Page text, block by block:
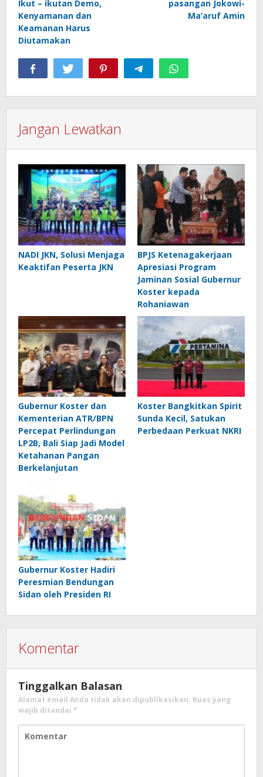
Ikut – ikutan Demo,
Kenyamanan dan
Keamanan Harus
Diutamakan
pasangan Jokowi-
Ma’aruf Amin
Jangan Lewatkan
NADI JKN, Solusi Menjaga
Keaktifan Peserta JKN
BPJS Ketenagakerjaan
Apresiasi Program
Jaminan Sosial Gubernur
Koster kepada
Rohaniawan
Gubernur Koster dan
Kementerian ATR/BPN
Percepat Perlindungan
LP2B, Bali Siap Jadi Model
Ketahanan Pangan
Berkelanjutan
Koster Bangkitkan Spirit
Sunda Kecil, Satukan
Perbedaan Perkuat NKRI
Gubernur Koster Hadiri
Peresmian Bendungan
Sidan oleh Presiden RI
Komentar
Tinggalkan Balasan
Alamat email Anda tidak akan dipublikasikan. Ruas yang
wajib ditandai *